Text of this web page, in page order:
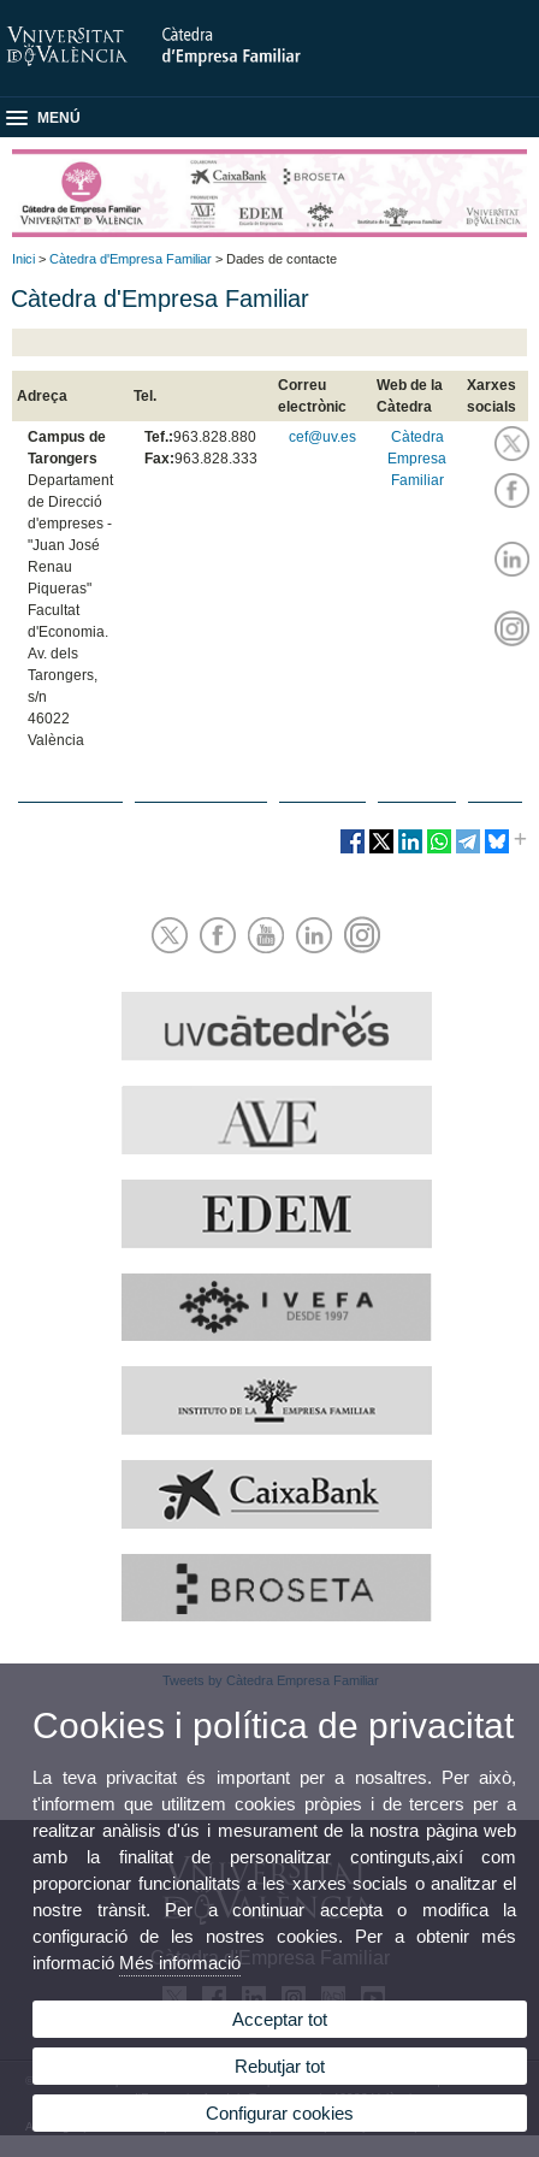
MENÚ
Inici > Càtedra d'Empresa Familiar > Dades de contacte
Càtedra d'Empresa Familiar
Adreça Tel.
Correu
electrònic
Web de la
Càtedra
Xarxes
socials
Campus de
Tarongers
Departament
de Direcció
d'empreses -
"Juan José
Renau
Piqueras"
Facultat
d'Economia.
Av. dels
Tarongers,
s/n
46022
València
Tef.:963.828.880
Fax:963.828.333
cef@uv.es
Càtedra
Empresa
Familiar
Tweets by Càtedra Empresa Familiar
Càtedra d'Empresa Familiar
© 2026 UV. - Departament de Direcció d'empreses - "Juan José Renau Piqueras" Facultat
d'Economia. Av. dels Tarongers, s/n 46022 València
Avís legal Política privacitat
Cookies i política de privacitat
La teva privacitat és important per a nosaltres. Per això,
t'informem que utilitzem cookies pròpies i de tercers per a
realitzar anàlisis d'ús i mesurament de la nostra pàgina web
amb la finalitat de personalitzar continguts,així com
proporcionar funcionalitats a les xarxes socials o analitzar el
nostre trànsit. Per a continuar accepta o modifica la
configuració de les nostres cookies. Per a obtenir més
informació Més informació
Acceptar tot
Rebutjar tot
Configurar cookies